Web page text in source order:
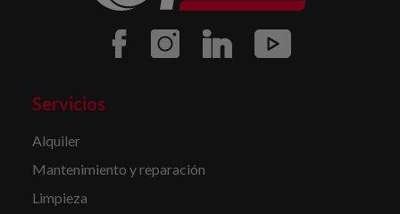
Servicios
Alquiler
Mantenimiento y reparación
Limpieza